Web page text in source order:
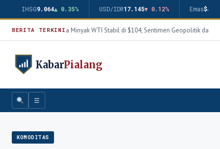
IHSG9.064▲ 0.35% USD/IDR17.145▼ 0.12% Emas
BERITA TERKINIHarga Minyak WTI Stabil di $104, Sentimen Geopolitik dan
KabarPialang
☰
KOMODITAS